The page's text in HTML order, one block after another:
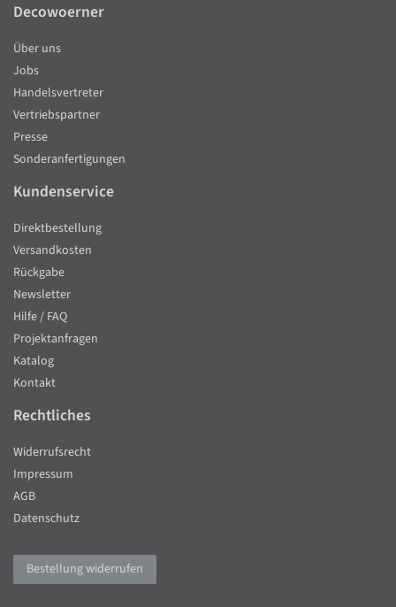
Decowoerner
Über uns
Jobs
Handelsvertreter
Vertriebspartner
Presse
Sonderanfertigungen
Kundenservice
Direktbestellung
Versandkosten
Rückgabe
Newsletter
Hilfe / FAQ
Projektanfragen
Katalog
Kontakt
Rechtliches
Widerrufsrecht
Impressum
AGB
Datenschutz
Bestellung widerrufen